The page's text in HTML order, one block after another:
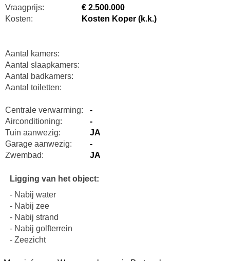
Vraagprijs:
€ 2.500.000
Kosten:
Kosten Koper (k.k.)
Aantal kamers:
Aantal slaapkamers:
Aantal badkamers:
Aantal toiletten:
Centrale verwarming:
-
Airconditioning:
-
Tuin aanwezig:
JA
Garage aanwezig:
-
Zwembad:
JA
Ligging van het object:
- Nabij water
- Nabij zee
- Nabij strand
- Nabij golfterrein
- Zeezicht